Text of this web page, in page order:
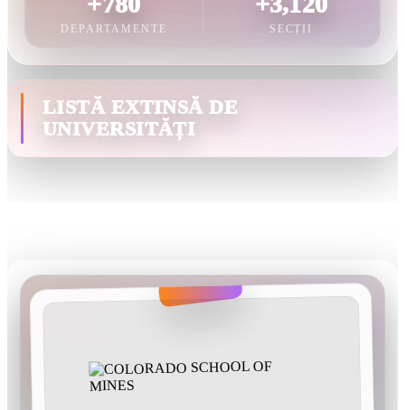
DEPARTAMENTE SECȚII
LISTĂ EXTINSĂ DE
UNIVERSITĂȚI